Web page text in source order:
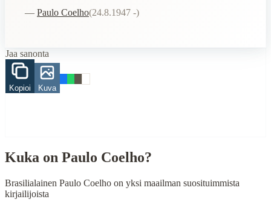
rikastuminen
When to Use This Content
Finding Finnish proverbs about specific topics
Understanding Finnish cultural wisdom
Learning Finnish language through proverbs
Language:
Finnish (suomi)
Period:Traditional folk wisdom
— Paulo Coelho(24.8.1947 -)
Jaa sanonta
Kopioi Kuva
Kuka on Paulo Coelho?
Brasilialainen Paulo Coelho on yksi maailman suosituimmista
kirjailijoista